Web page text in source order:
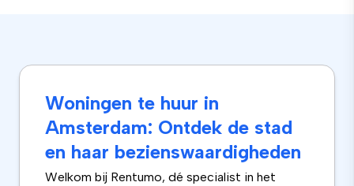
Woningen te huur in
Amsterdam: Ontdek de stad
en haar bezienswaardigheden
Welkom bij Rentumo, dé specialist in het